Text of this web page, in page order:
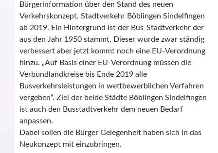
Bürgerinformation über den Stand des neuen
Verkehrskonzept, Stadtverkehr Böblingen Sindelfingen
ab 2019. Ein Hintergrund ist der Bus-Stadtverkehr der
aus den Jahr 1950 stammt. Dieser wurde zwar ständig
verbessert aber jetzt kommt noch eine EU-Verordnung
hinzu. „Auf Basis einer EU-Verordnung müssen die
Verbundlandkreise bis Ende 2019 alle
Busverkehrsleistungen in wettbewerblichen Verfahren
vergeben“. Ziel der beide Städte Böblingen Sindelfingen
ist auch den Busstadtverkehr dem neuen Bedarf
anpassen.
Dabei sollen die Bürger Gelegenheit haben sich in das
Neukonzept mit einzubringen.